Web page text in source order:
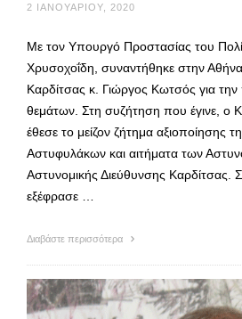
2 ΙΑΝΟΥΑΡΊΟΥ, 2020
Με τον Υπουργό Προστασίας του
Χρυσοχοΐδη, συναντήθηκε στην
Καρδίτσας κ. Γιώργος Κωτσός για
θεμάτων. Στη συζήτηση που έγινε, ο
έθεσε το μείζον ζήτημα αξιοποίησης
Αστυφυλάκων και αιτήματα των
Αστυνομικής Διεύθυνσης Καρδίτσας.
εξέφρασε …
Διαβάστε περισσότερα